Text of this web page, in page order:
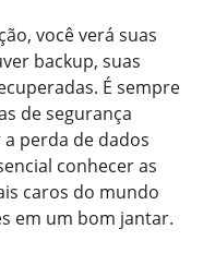
você verá suas
backup, suas
É sempre
de segurança
perda de dados
conhecer as
caros do mundo
em um bom jantar.